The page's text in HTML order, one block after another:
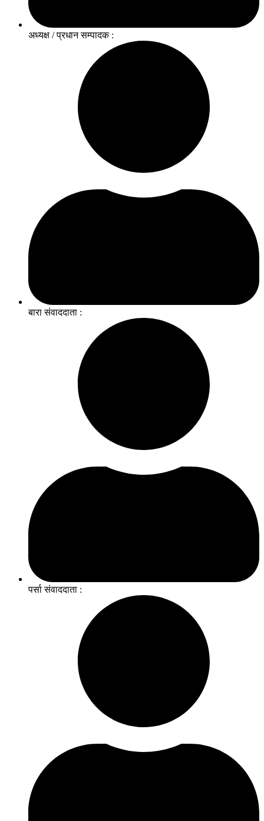
अध्यक्ष / प्रधान सम्पादक :
बारा संवाददाता :
पर्सा संवाददाता :